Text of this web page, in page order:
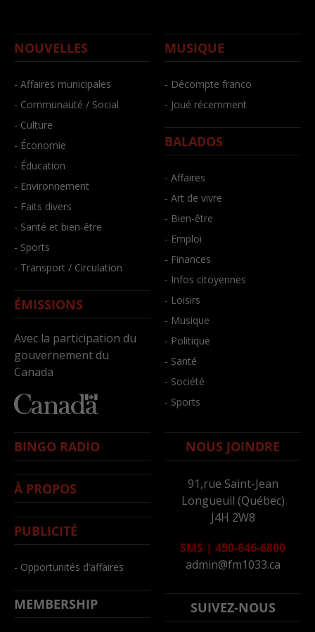
NOUVELLES
- Affaires municipales
- Communauté / Social
- Culture
- Économie
- Éducation
- Environnement
- Faits divers
- Santé et bien-être
- Sports
- Transport / Circulation
ÉMISSIONS
Avec la participation du
gouvernement du
Canada
MUSIQUE
- Décompte franco
- Joué récemment
BALADOS
- Affaires
- Art de vivre
- Bien-être
- Emploi
- Finances
- Infos citoyennes
- Loisirs
- Musique
- Politique
- Santé
- Société
- Sports
BINGO RADIO
À PROPOS
PUBLICITÉ
- Opportunités d’affaires
MEMBERSHIP
NOUS JOINDRE
91,rue Saint-Jean
Longueuil (Québec)
J4H 2W8
SMS | 450-646-6800
admin@fm1033.ca
SUIVEZ-NOUS